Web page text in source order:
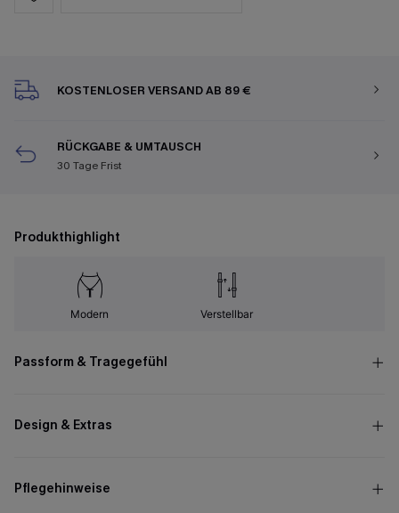
KOSTENLOSER VERSAND AB 89 €
RÜCKGABE & UMTAUSCH
30 Tage Frist
Produkthighlight
Modern Verstellbar
Passform & Tragegefühl
Design & Extras
Pflegehinweise